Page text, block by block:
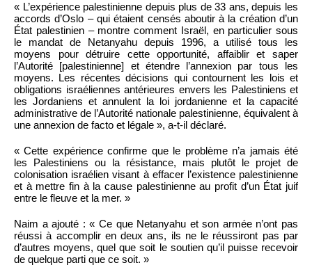
« L’expérience palestinienne depuis plus de 33 ans, depuis les
accords d’Oslo – qui étaient censés aboutir à la création d’un
État palestinien – montre comment Israël, en particulier sous
le mandat de Netanyahu depuis 1996, a utilisé tous les
moyens pour détruire cette opportunité, affaiblir et saper
l’Autorité [palestinienne] et étendre l’annexion par tous les
moyens. Les récentes décisions qui contournent les lois et
obligations israéliennes antérieures envers les Palestiniens et
les Jordaniens et annulent la loi jordanienne et la capacité
administrative de l’Autorité nationale palestinienne, équivalent à
une annexion de facto et légale », a-t-il déclaré.
« Cette expérience confirme que le problème n’a jamais été
les Palestiniens ou la résistance, mais plutôt le projet de
colonisation israélien visant à effacer l’existence palestinienne
et à mettre fin à la cause palestinienne au profit d’un État juif
entre le fleuve et la mer. »
Naim a ajouté : « Ce que Netanyahu et son armée n’ont pas
réussi à accomplir en deux ans, ils ne le réussiront pas par
d’autres moyens, quel que soit le soutien qu’il puisse recevoir
de quelque parti que ce soit. »